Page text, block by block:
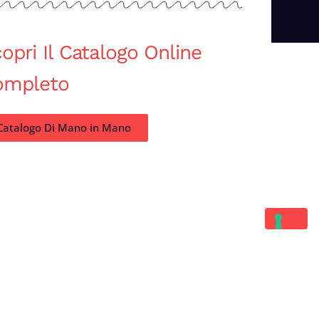
Il Catalogo Online
Di Mano in Mano